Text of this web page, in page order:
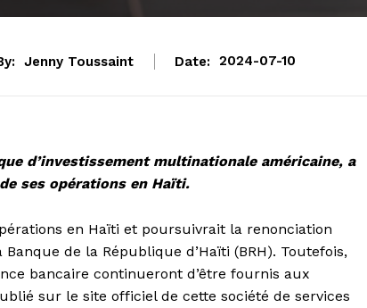
Jenny Toussaint Date: 2024-07-10
d’investissement multinationale américaine, a
ses opérations en Haïti.
en Haïti et poursuivrait la renonciation
de la République d’Haïti (BRH). Toutefois,
bancaire continueront d’être fournis aux
sur le site officiel de cette société de services